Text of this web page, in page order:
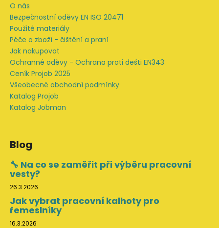
O nás
Bezpečnostní oděvy EN ISO 20471
Použité materiály
Péče o zboží - čištění a praní
Jak nakupovat
Ochranné oděvy - Ochrana proti dešti EN343
Ceník Projob 2025
Všeobecné obchodní podmínky
Katalog Projob
Katalog Jobman
Blog
🔧 Na co se zaměřit při výběru pracovní
vesty?
26.3.2026
Jak vybrat pracovní kalhoty pro
řemeslníky
16.3.2026